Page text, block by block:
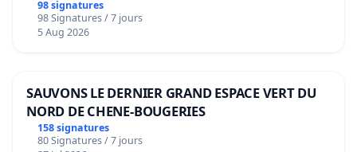
98 signatures
98 Signatures / 7 jours
5 Aug 2026
SAUVONS LE DERNIER GRAND ESPACE VERT DU
NORD DE CHENE-BOUGERIES
158 signatures
80 Signatures / 7 jours